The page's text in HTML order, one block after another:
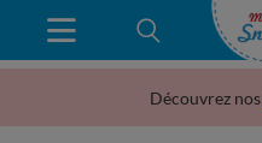
Découvrez nos